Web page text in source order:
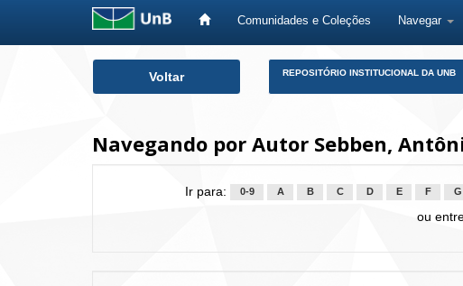
Comunidades e Coleções Navegar
Voltar REPOSITÓRIO INSTITUCIONAL DA UNB
Navegando por Autor Sebben,
Ir para: 0-9 A B C D E F G
ou